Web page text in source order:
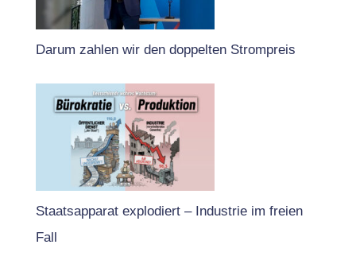
Darum zahlen wir den doppelten Strompreis
Staatsapparat explodiert – Industrie im freien
Fall